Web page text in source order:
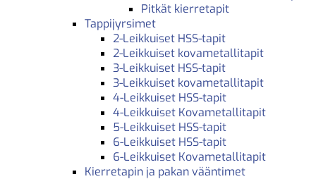
Pitkät kierretapit
Tappijyrsimet
2-Leikkuiset HSS-tapit
2-Leikkuiset kovametallitapit
3-Leikkuiset HSS-tapit
3-Leikkuiset kovametallitapit
4-Leikkuiset HSS-tapit
4-Leikkuiset Kovametallitapit
5-Leikkuiset HSS-tapit
6-Leikkuiset HSS-tapit
6-Leikkuiset Kovametallitapit
Kierretapin ja pakan vääntimet